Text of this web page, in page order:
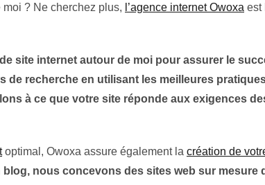
? Ne cherchez plus, l’agence internet Owoxa est
site internet autour de moi pour assurer le
recherche en utilisant les meilleures
à ce que votre site réponde aux exigences
optimal, Owoxa assure également la création de
nous concevons des sites web sur mesure